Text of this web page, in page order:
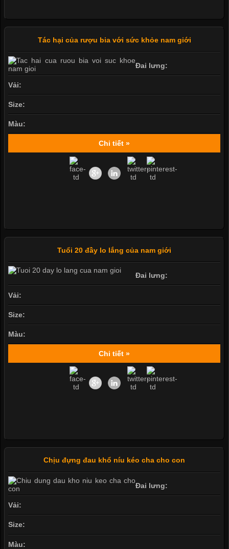
Tác hại của rượu bia với sức khỏe nam giới
Đai lưng:
Vải:
Size:
Màu:
Chi tiết »
Tuổi 20 đầy lo lắng của nam giới
Đai lưng:
Vải:
Size:
Màu:
Chi tiết »
Chịu đựng đau khổ níu kéo cha cho con
Đai lưng:
Vải:
Size:
Màu: